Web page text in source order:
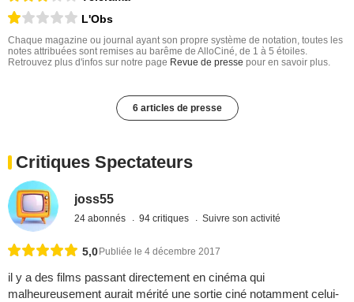
L'Obs
Chaque magazine ou journal ayant son propre système de notation, toutes les
notes attribuées sont remises au barême de AlloCiné, de 1 à 5 étoiles.
Retrouvez plus d'infos sur notre page Revue de presse pour en savoir plus.
6 articles de presse
Critiques Spectateurs
joss55
24 abonnés 94 critiques Suivre son activité
5,0Publiée le 4 décembre 2017
il y a des films passant directement en cinéma qui
malheureusement aurait mérité une sortie ciné notamment celui-